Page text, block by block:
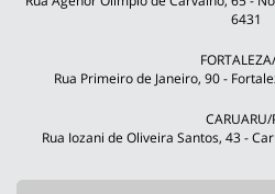
6431
Rua Primeiro de Janeiro, 90 -
CARUARU/
Rua Iozani de Oliveira Santos, 43 -